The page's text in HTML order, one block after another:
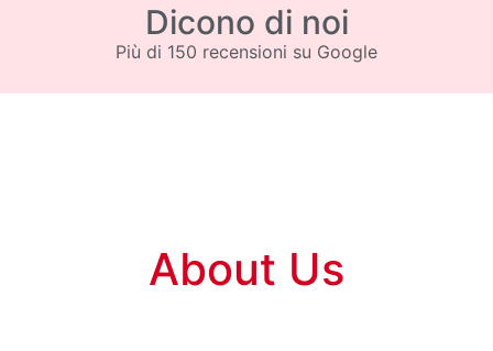
Dicono di noi
Più di 150 recensioni su Google
About Us